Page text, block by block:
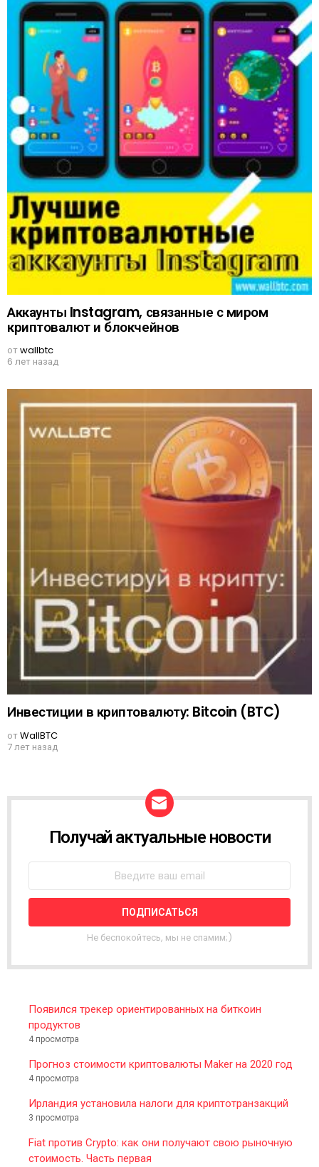
Аккаунты Instagram, связанные с миром
криптовалют и блокчейнов
отwallbtc
6 лет назад
Инвестиции в криптовалюту: Bitcoin (BTC)
отWallBTC
7 лет назад
W
L
T
R
Получай актуальные новости
Не беспокойтесь, мы не спамим;)
Появился трекер ориентированных на биткоин
продуктов
4 просмотра
Прогноз стоимости криптовалюты Maker на 2020 год
4 просмотра
Ирландия установила налоги для криптотранзакций
3 просмотра
Fiat против Crypto: как они получают свою рыночную
стоимость. Часть первая